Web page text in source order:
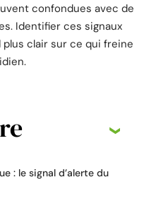
confondues avec de
Identifier ces signaux
clair sur ce qui freine
: le signal d’alerte du